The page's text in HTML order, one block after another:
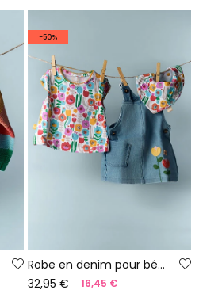
-50%
Robe en denim pour bébé
32,95 €
16,45 €